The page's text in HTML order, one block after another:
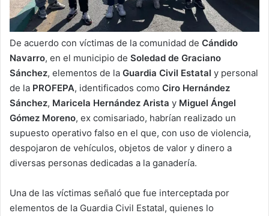
De acuerdo con víctimas de la comunidad de Cándido
Navarro, en el municipio de Soledad de Graciano
Sánchez, elementos de la Guardia Civil Estatal y personal
de la PROFEPA, identificados como Ciro Hernández
Sánchez, Maricela Hernández Arista y Miguel Ángel
Gómez Moreno, ex comisariado, habrían realizado un
supuesto operativo falso en el que, con uso de violencia,
despojaron de vehículos, objetos de valor y dinero a
diversas personas dedicadas a la ganadería.
Una de las víctimas señaló que fue interceptada por
elementos de la Guardia Civil Estatal, quienes lo